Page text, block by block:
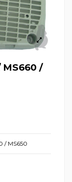
MS660 /
/ MS650